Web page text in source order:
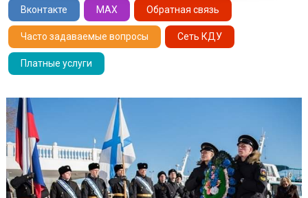
Вконтакте MAX Обратная связь
Часто задаваемые вопросы Сеть КДУ
Платные услуги